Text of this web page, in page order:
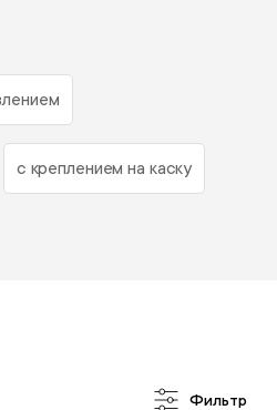
с креплением на каску
Фильтр